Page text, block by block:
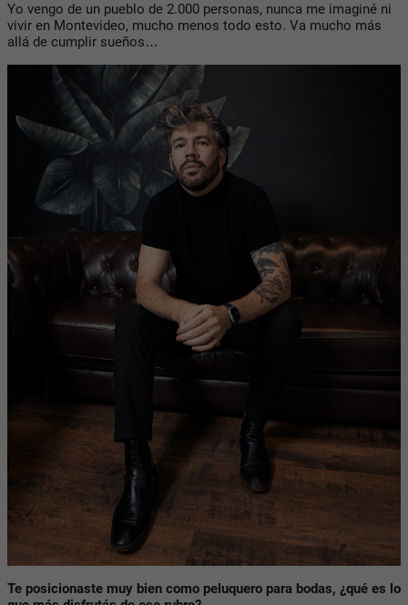
Yo vengo de un pueblo de 2.000 personas, nunca me imaginé ni
vivir en Montevideo, mucho menos todo esto. Va mucho más
allá de cumplir sueños…
Te posicionaste muy bien como peluquero para bodas, ¿qué es lo